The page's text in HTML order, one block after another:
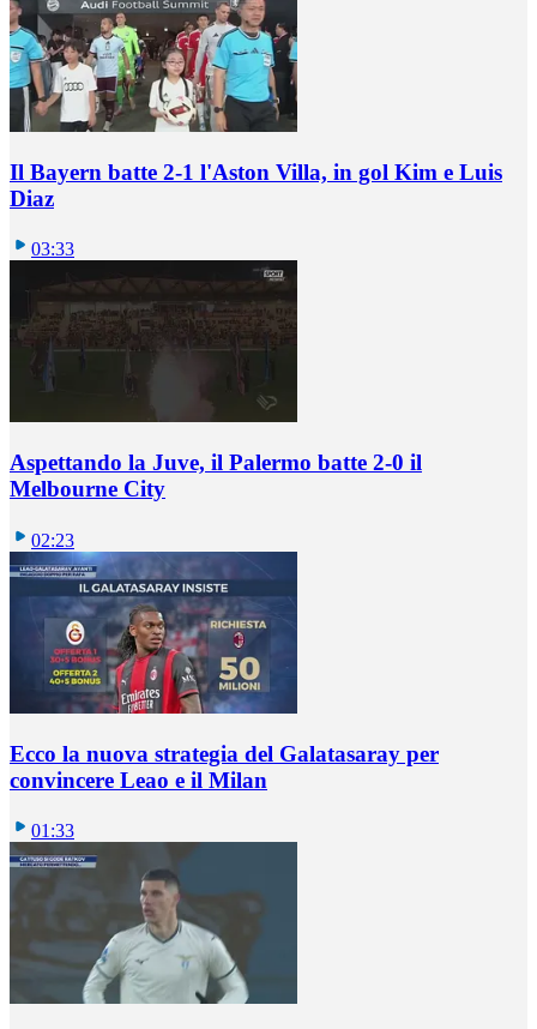
Il Bayern batte 2-1 l'Aston Villa, in gol Kim e Luis
Diaz
03:33
Aspettando la Juve, il Palermo batte 2-0 il
Melbourne City
02:23
Ecco la nuova strategia del Galatasaray per
convincere Leao e il Milan
01:33